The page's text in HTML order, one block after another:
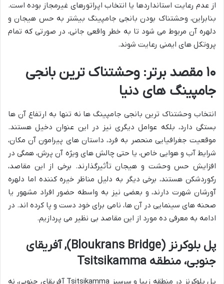
از عدم رعایت استانداردها یا انتخاب اپراتورهای غیرمجاز بوده است.
بنابراین، وحشتناک بودن بانجی جامپینگ بیشتر به حس هیجان و
دلهره آن مربوط می شود تا به خطر واقعی جانی، در صورتی که تمام
پروتکل های ایمنی رعایت شوند.
۱۰ مقصد برتر: وحشتناک ترین بانجی
جامپینگ های دنیا
انتخاب وحشتناک ترین بانجی جامپینگ ها نه تنها به ارتفاع آن ها
بستگی دارد، بلکه عوامل دیگری نیز در این عنوان دخیل هستند.
موقعیت جغرافیایی منحصر به فرد، داستان های پیرامون آن مکان،
شرایط آب و هوایی خاص، یا حتی چالش های ویژه آن پرش، همگی در
افزایش حس وحشت و هیجان تأثیرگذارند. برخی از این مقاصد،
رکوردشکن هستند، برخی دیگر به دلیل مناظر خیره کننده اما دلهره
آورشان شهرت دارند، و بعضی نیز به واسطه حضور افراد مشهور یا
صحنه های سینمایی در آن ها، نامی برای خود دست و پا کرده اند. در
ادامه به معرفی ده مورد از این مقاصد بی نظیر می پردازیم.
پل بلوکرنز (Bloukrans Bridge), آفریقای
جنوبی، منطقه Tsitsikamma
پل بلوکرنز در منطقه زیبا و سرسبز Tsitsikamma آفریقای جنوبی، نه